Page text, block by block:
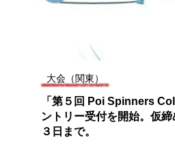
大会（関東）
「第５回 Poi Spinners
ントリー受付を開始。仮締
３日まで。